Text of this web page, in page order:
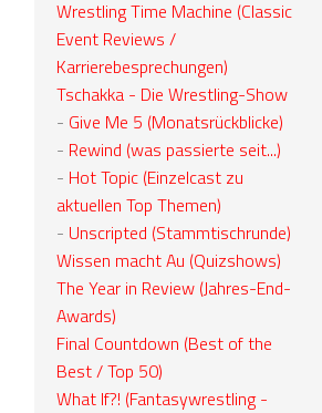
Wrestling Time Machine (Classic
Event Reviews /
Karrierebesprechungen)
Tschakka - Die Wrestling-Show
- Give Me 5 (Monatsrückblicke)
- Rewind (was passierte seit...)
- Hot Topic (Einzelcast zu
aktuellen Top Themen)
- Unscripted (Stammtischrunde)
Wissen macht Au (Quizshows)
The Year in Review (Jahres-End-
Awards)
Final Countdown (Best of the
Best / Top 50)
What If?! (Fantasywrestling -